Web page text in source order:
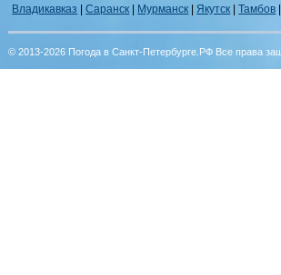
Владикавказ |Саранск | Мурманск | Якутск |Тамбов |
© 2013-2026 Погода в Санкт-Петербурге.РФ Все права